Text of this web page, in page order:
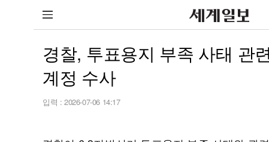
경찰, 투표용지 부족 사태 관
계정 수사
입력 : 2026-07-06 14:17